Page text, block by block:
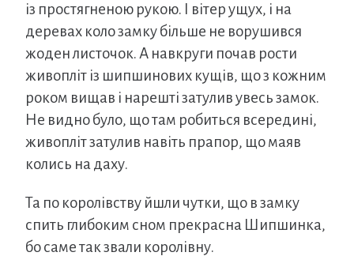
із простягненою рукою. І вітер ущух, і на
деревах коло замку більше не ворушився
жоден листочок. А навкруги почав рости
живопліт із шипшинових кущів, що з кожним
роком вищав і нарешті затулив увесь замок.
Не видно було, що там робиться всередині,
живопліт затулив навіть прапор, що маяв
колись на даху.
Та по королівству йшли чутки, що в замку
спить глибоким сном прекрасна Шипшинка,
бо саме так звали королівну.